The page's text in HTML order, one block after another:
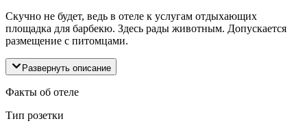
Скучно не будет, ведь в отеле к услугам отдыхающих
площадка для барбекю. Здесь рады животным. Допускается
размещение с питомцами.
Развернуть описание
Факты об отеле
Тип розетки